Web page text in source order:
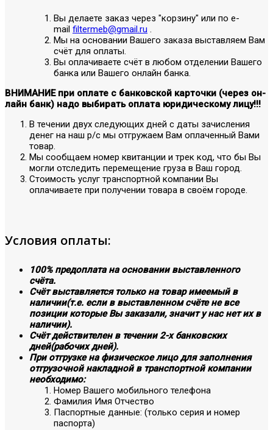
Вы делаете заказ через "корзину" или по е-
mail filtermeb@gmail.ru .
Мы на основании Вашего заказа выставляем Вам
счёт для оплаты.
Вы оплачиваете счёт в любом отделении Вашего
банка или Вашего онлайн банка.
ВНИМАНИЕ при оплате с банковской карточки (через он-
лайн банк) надо выбирать оплата юридическому лицу!!!
В течении двух следующих дней с даты зачисления
денег на наш р/с мы отгружаем Вам оплаченный Вами
товар.
Мы сообщаем номер квитанции и трек код, что бы Вы
могли отследить перемещение груза в Ваш город.
Стоимость услуг транспортной компании Вы
оплачиваете при получении товара в своём городе.
Условия оплаты:
100% предоплата на основании выставленного
счёта.
Счёт выставляется только на товар имеемый в
наличии(т.е. если в выставленном счёте не все
позиции которые Вы заказали, значит у нас нет их в
наличии).
Счёт действителен в течении 2-х банковских
дней(рабочих дней).
При отгрузке на физическое лицо для заполнения
отгрузочной накладной в транспортной компании
необходимо:
Номер Вашего мобильного телефона
Фамилия Имя Отчество
Паспортные данные: (только серия и номер
паспорта)